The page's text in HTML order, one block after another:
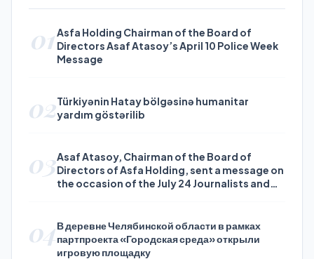
01 Asfa Holding Chairman of the Board of
Directors Asaf Atasoy’s April 10 Police Week
Message
02Türkiyənin Hatay bölgəsinə humanitar
yardım göstərilib
03Asaf Atasoy, Chairman of the Board of
Directors of Asfa Holding, sent a message on
the occasion of the July 24 Journalists and
04В деревне Челябинской области в рамках
партпроекта «Городская среда» открыли
игровую площадку